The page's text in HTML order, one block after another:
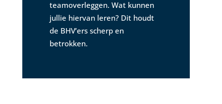
teamoverleggen. Wat kunnen
jullie hiervan leren? Dit houdt
de BHV’ers scherp en
betrokken.